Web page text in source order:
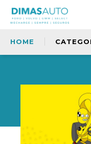
HOME
sugestão para
à nossa
entrar em